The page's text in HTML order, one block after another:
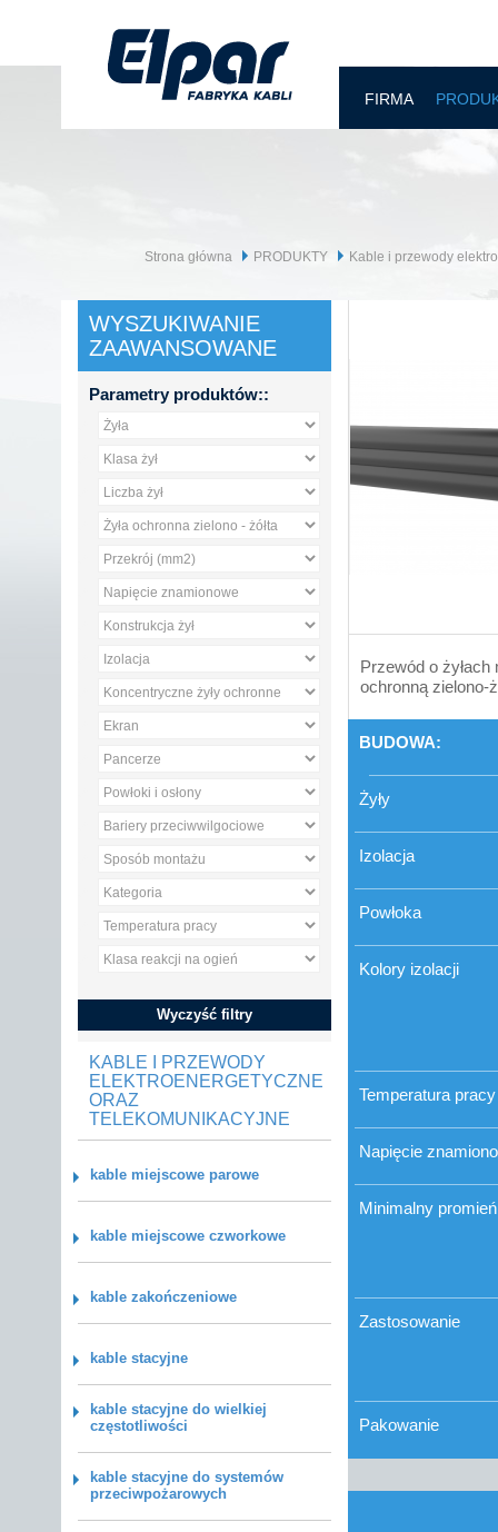
FIRMA
Strona główna PRODUKTY Kable i przewody
WYSZUKIWANIE
ZAAWANSOWANE
Parametry produktów::
Wyczyść filtry
KABLE I PRZEWODY
ELEKTROENERGETYCZNE
ORAZ
TELEKOMUNIKACYJNE
kable miejscowe parowe
kable miejscowe czworkowe
kable zakończeniowe
kable stacyjne
kable stacyjne do wielkiej
częstotliwości
kable stacyjne do systemów
przeciwpożarowych
Przewód o żyłach
ochronną zielono-
BUDOWA:
Żyły
Izolacja
Powłoka
Kolory izolacji
Temperatura pracy
Napięcie
Minimalny
Zastosowanie
Pakowanie